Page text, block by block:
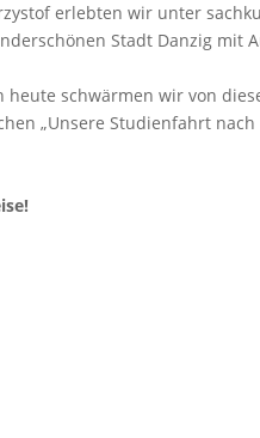
erlebten wir unter
Stadt Danzig mit
schwärmen wir von
„Unsere Studienfahrt